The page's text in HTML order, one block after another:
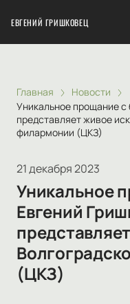
ЕВГЕНИЙ ГРИШКОВЕЦ
Главная
Новости
Уникальное прощание с
представляет живое
филармонии (ЦКЗ)
21 декабря 2023
Уникальное
Евгений
(ЦКЗ)